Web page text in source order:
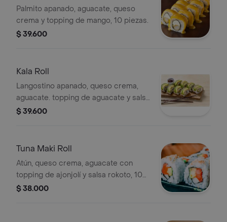
Palmito apanado, aguacate, queso
crema y topping de mango, 10 piezas.
$ 39.600
Kala Roll
Langostino apanado, queso crema,
aguacate. topping de aguacate y salsa
rokoto, 10 piezas.
$ 39.600
Tuna Maki Roll
Atún, queso crema, aguacate con
topping de ajonjolí y salsa rokoto, 10
piezas.
$ 38.000